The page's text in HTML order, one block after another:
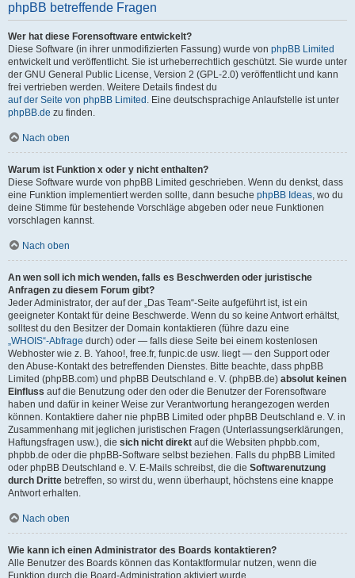
phpBB betreffende Fragen
Wer hat diese Forensoftware entwickelt?
Diese Software (in ihrer unmodifizierten Fassung) wurde von phpBB Limited
entwickelt und veröffentlicht. Sie ist urheberrechtlich geschützt. Sie wurde unter
der GNU General Public License, Version 2 (GPL-2.0) veröffentlicht und kann
frei vertrieben werden. Weitere Details findest du
auf der Seite von phpBB Limited . Eine deutschsprachige Anlaufstelle ist unter
phpBB.de zu finden.
Nach oben
Warum ist Funktion x oder y nicht enthalten?
Diese Software wurde von phpBB Limited geschrieben. Wenn du denkst, dass
eine Funktion implementiert werden sollte, dann besuche phpBB Ideas, wo du
deine Stimme für bestehende Vorschläge abgeben oder neue Funktionen
vorschlagen kannst.
Nach oben
An wen soll ich mich wenden, falls es Beschwerden oder juristische
Anfragen zu diesem Forum gibt?
Jeder Administrator, der auf der „Das Team“-Seite aufgeführt ist, ist ein
geeigneter Kontakt für deine Beschwerde. Wenn du so keine Antwort erhältst,
solltest du den Besitzer der Domain kontaktieren (führe dazu eine
„WHOIS“-Abfrage durch) oder — falls diese Seite bei einem kostenlosen
Webhoster wie z. B. Yahoo!, free.fr, funpic.de usw. liegt — den Support oder
den Abuse-Kontakt des betreffenden Dienstes. Bitte beachte, dass phpBB
Limited (phpBB.com) und phpBB Deutschland e. V. (phpBB.de) absolut keinen
Einfluss auf die Benutzung oder den oder die Benutzer der Forensoftware
haben und dafür in keiner Weise zur Verantwortung herangezogen werden
können. Kontaktiere daher nie phpBB Limited oder phpBB Deutschland e. V. in
Zusammenhang mit jeglichen juristischen Fragen (Unterlassungserklärungen,
Haftungsfragen usw.), die sich nicht direkt auf die Websiten phpbb.com,
phpbb.de oder die phpBB-Software selbst beziehen. Falls du phpBB Limited
oder phpBB Deutschland e. V. E-Mails schreibst, die die Softwarenutzung
durch Dritte betreffen, so wirst du, wenn überhaupt, höchstens eine knappe
Antwort erhalten.
Nach oben
Wie kann ich einen Administrator des Boards kontaktieren?
Alle Benutzer des Boards können das Kontaktformular nutzen, wenn die
Funktion durch die Board-Administration aktiviert wurde.